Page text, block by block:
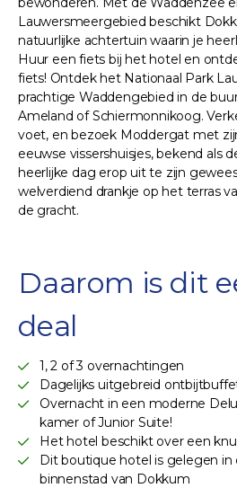
Lauwersmeergebied beschikt
natuurlijke achtertuin waarin je
Huur een fiets bij het hotel en
fiets! Ontdek het Nationaal Park
prachtige Waddengebied in de
Ameland of Schiermonnikoog.
voet, en bezoek Moddergat met
eeuwse vissershuisjes, bekend als
heerlijke dag erop uit te zijn
welverdiend drankje op het terras
de gracht.
Daarom is dit
deal
1, 2 of 3 overnachtingen
Dagelijks uitgebreid ontbijtbuffet
Overnacht in een moderne
kamer of Junior Suite!
Het hotel beschikt over een
Dit boutique hotel is gelegen in
binnenstad van Dokkum